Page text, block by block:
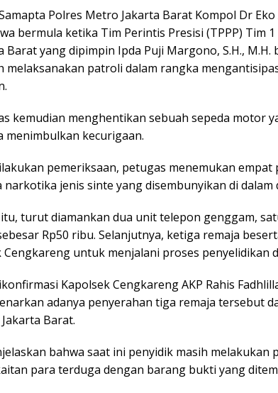
Polres Metro Jakarta Barat Kompol Dr
bermula ketika Tim Perintis Presisi (TPPP) Tim
Barat yang dipimpin Ipda Puji Margono, S.H.,
melaksanakan patroli dalam rangka
kemudian menghentikan sebuah sepeda motor
menimbulkan kecurigaan.
pemeriksaan, petugas menemukan
narkotika jenis sinte yang disembunyikan di dalam
turut diamankan dua unit telepon genggam,
Rp50 ribu. Selanjutnya, ketiga remaja
Cengkareng untuk menjalani proses penyelidikan
Kapolsek Cengkareng AKP Rahis
adanya penyerahan tiga remaja tersebut
Barat.
bahwa saat ini penyidik masih melakukan
para terduga dengan barang bukti yang